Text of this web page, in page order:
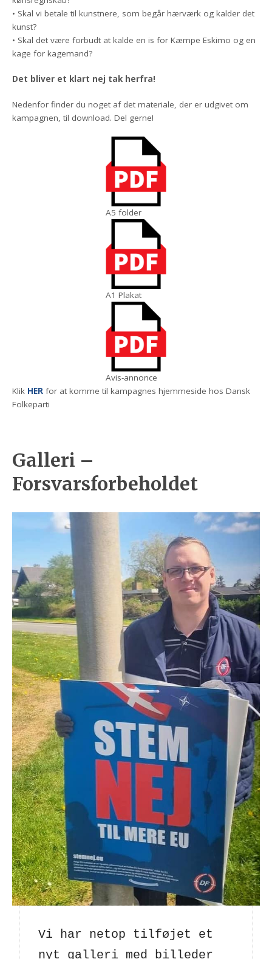
• Skal vi betale til kunstnere, som begår hærværk og kalder det
kunst?
• Skal det være forbudt at kalde en is for Kæmpe Eskimo og en
kage for kagemand?
Det bliver et klart nej tak herfra!
Nedenfor finder du noget af det materiale, der er udgivet om
kampagnen, til download. Del gerne!
A5 folder
A1 Plakat
Avis-annonce
Klik HER for at komme til kampagnes hjemmeside hos Dansk
Folkeparti
Galleri –
Forsvarsforbeholdet
Vi har netop tilføjet et
nyt galleri med billeder